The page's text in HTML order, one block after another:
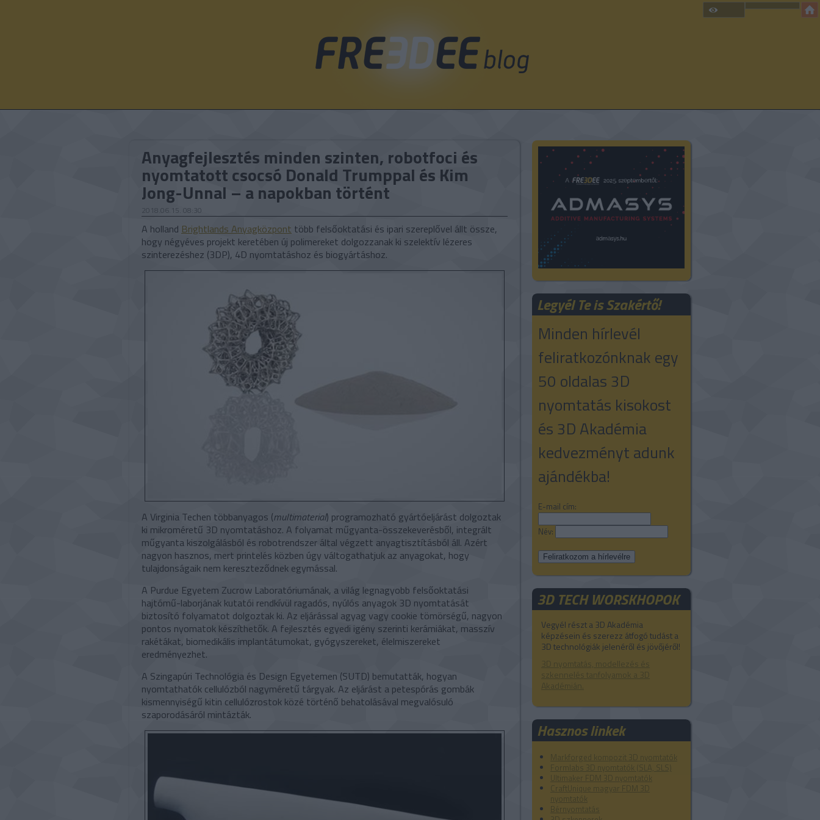
Legyél Te is Szakértő!
Minden hírlevél
feliratkozónknak egy
50 oldalas 3D
nyomtatás kisokost
és 3D Akadémia
kedvezményt adunk
ajándékba!
E-mail cím:
Név:
3D TECH WORSKHOPOK
Vegyél részt a 3D Akadémia
képzésein és szerezz átfogó tudást a
3D technológiák jelenéről és jövőjéről!
3D nyomtatás, modellezés és
szkennelés tanfolyamok a 3D
Akadémián.
Hasznos linkek
Markforged kompozit 3D nyomtatók
Formlabs 3D nyomtatók (SLA, SLS)
Ultimaker FDM 3D nyomtatók
CraftUnique magyar FDM 3D
nyomtatók
Bérnyomtatás
Anyagfejlesztés minden szinten, robotfoci és
nyomtatott csocsó Donald Trumppal és Kim
Jong-Unnal – a napokban történt
2018.06.15. 08:30
A holland Brightlands Anyagközpont több felsőoktatási és ipari szereplővel állt össze,
hogy négyéves projekt keretében új polimereket dolgozzanak ki szelektív lézeres
szinterezéshez (3DP), 4D nyomtatáshoz és biogyártáshoz.
A Virginia Techen többanyagos (multimaterial) programozható gyártóeljárást dolgoztak
ki mikroméretű 3D nyomtatáshoz. A folyamat műgyanta-összekeverésből, integrált
műgyanta kiszolgálásból és robotrendszer által végzett anyagtisztításból áll. Azért
nagyon hasznos, mert printelés közben úgy váltogathatjuk az anyagokat, hogy
tulajdonságaik nem kereszteződnek egymással.
A Purdue Egyetem Zucrow Laboratóriumának, a világ legnagyobb felsőoktatási
hajtómű-laborjának kutatói rendkívül ragadós, nyúlós anyagok 3D nyomtatását
biztosító folyamatot dolgoztak ki. Az eljárással agyag vagy cookie tömörségű, nagyon
pontos nyomatok készíthetők. A fejlesztés egyedi igény szerinti kerámiákat, masszív
rakétákat, biomedikális implantátumokat, gyógyszereket, élelmiszereket
eredményezhet.
A Szingapúri Technológia és Design Egyetemen (SUTD) bemutatták, hogyan
nyomtathatók cellulózból nagyméretű tárgyak. Az eljárást a petespórás gombák
kismennyiségű kitin cellulózrostok közé történő behatolásával megvalósuló
szaporodásáról mintázták.